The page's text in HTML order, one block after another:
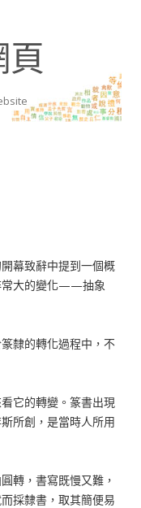
幕致辭中提到一個概
常大的變化——抽象
隸的轉化過程中，不
它的轉變。篆書出現
所創，是當時人所用
轉，書寫既慢又難，
採隸書，取其簡便易